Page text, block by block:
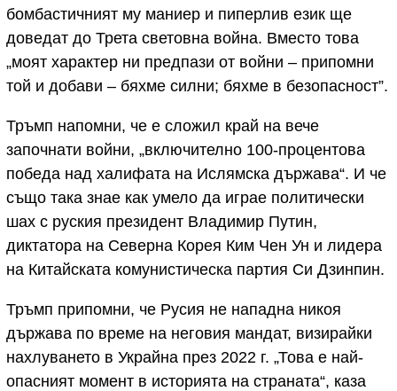
бомбастичният му маниер и пиперлив език ще
доведат до Трета световна война. Вместо това
„моят характер ни предпази от войни – припомни
той и добави – бяхме силни; бяхме в безопасност”.
Тръмп напомни, че е сложил край на вече
започнати войни, „включително 100-процентова
победа над халифата на Ислямска държава“. И че
също така знае как умело да играе политически
шах с руския президент Владимир Путин,
диктатора на Северна Корея Ким Чен Ун и лидера
на Китайската комунистическа партия Си Дзинпин.
Тръмп припомни, че Русия не нападна никоя
държава по време на неговия мандат, визирайки
нахлуването в Украйна през 2022 г. „Това е най-
опасният момент в историята на страната“, каза